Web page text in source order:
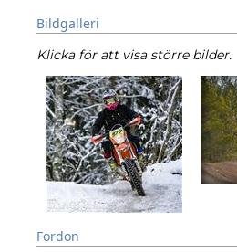
Bildgalleri
Klicka för att visa större bilder.
Fordon